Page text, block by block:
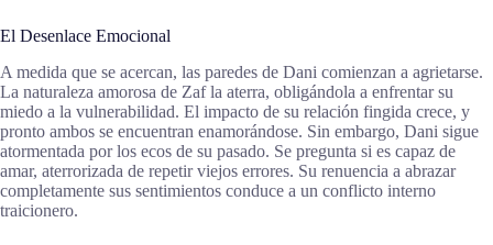
El Desenlace Emocional
A medida que se acercan, las paredes de Dani comienzan a agrietarse.
La naturaleza amorosa de Zaf la aterra, obligándola a enfrentar su
miedo a la vulnerabilidad. El impacto de su relación fingida crece, y
pronto ambos se encuentran enamorándose. Sin embargo, Dani sigue
atormentada por los ecos de su pasado. Se pregunta si es capaz de
amar, aterrorizada de repetir viejos errores. Su renuencia a abrazar
completamente sus sentimientos conduce a un conflicto interno
traicionero.